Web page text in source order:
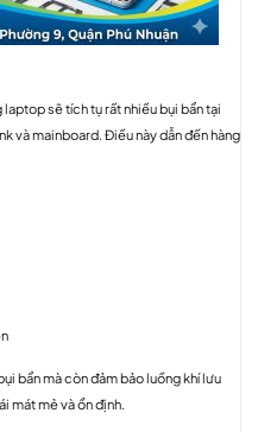
laptop sẽ tích tụ rất nhiều bụi bẩn tại
và mainboard. Điều này dẫn đến hàng
bẩn mà còn đảm bảo luồng khí lưu
mát mẻ và ổn định.